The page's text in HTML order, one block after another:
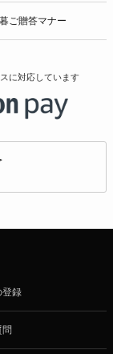
ご贈答マナー
に対応しています
登録
問